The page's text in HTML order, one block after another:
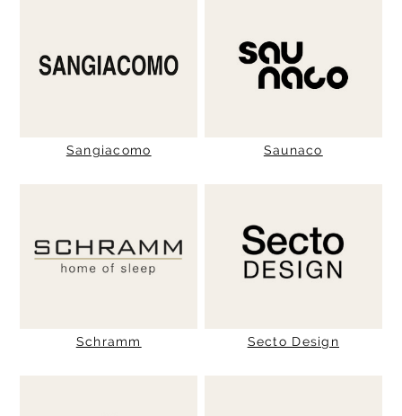
Sangiacomo Saunaco
Schramm Secto Design